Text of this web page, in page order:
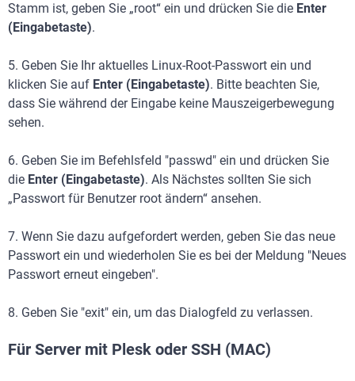
Stamm ist, geben Sie „root“ ein und drücken Sie die Enter
(Eingabetaste).
5. Geben Sie Ihr aktuelles Linux-Root-Passwort ein und
klicken Sie auf Enter (Eingabetaste). Bitte beachten Sie,
dass Sie während der Eingabe keine Mauszeigerbewegung
sehen.
6. Geben Sie im Befehlsfeld "passwd" ein und drücken Sie
die Enter (Eingabetaste). Als Nächstes sollten Sie sich
„Passwort für Benutzer root ändern“ ansehen.
7. Wenn Sie dazu aufgefordert werden, geben Sie das neue
Passwort ein und wiederholen Sie es bei der Meldung "Neues
Passwort erneut eingeben".
8. Geben Sie "exit" ein, um das Dialogfeld zu verlassen.
Für Server mit Plesk oder SSH (MAC)